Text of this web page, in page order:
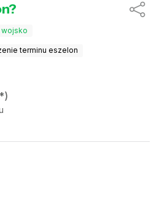
wojsko
terminu eszelon